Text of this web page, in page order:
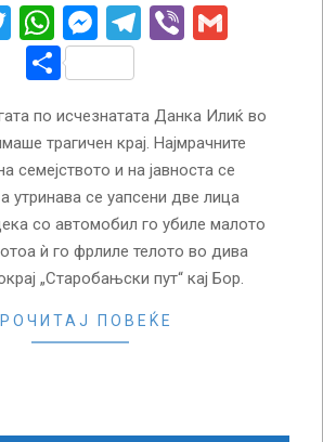
Twitter
WhatsApp
Messenger
Telegram
Viber
Share
по исчезнатата Данка Илиќ во
трагичен крај. Најмрачните
семејството и на јавноста се
а утринава се уапсени две лица
со автомобил го убиле малото
ѝ го фрлиле телото во дива
„Старобањски пут“ кај Бор.
ПОВЕЌЕ